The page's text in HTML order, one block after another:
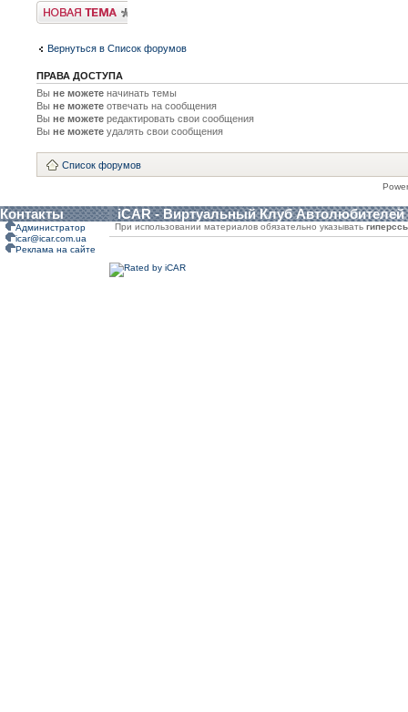
Новая тема
Вернуться в Список форумов
ПРАВА ДОСТУПА
Вы не можете начинать темы
Вы не можете отвечать на сообщения
Вы не можете редактировать свои сообщения
Вы не можете удалять свои сообщения
Список форумов
Контакты iCAR - Виртуальный Клуб Автолюбителей
Администратор
icar@icar.com.ua
Реклама на сайте
При использовании материалов обязательно указывать